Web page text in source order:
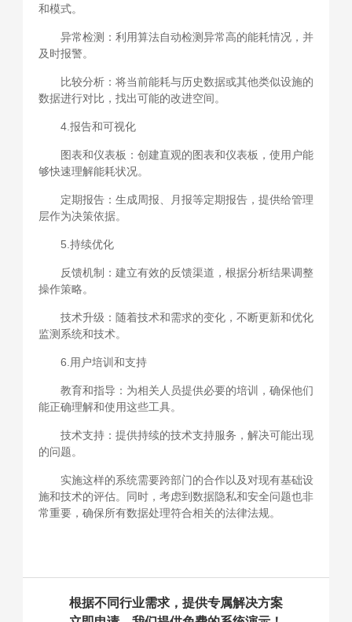
和模式。
异常检测：利用算法自动检测异常高的能耗情况，并
及时报警。
比较分析：将当前能耗与历史数据或其他类似设施的
数据进行对比，找出可能的改进空间。
4.报告和可视化
图表和仪表板：创建直观的图表和仪表板，使用户能
够快速理解能耗状况。
定期报告：生成周报、月报等定期报告，提供给管理
层作为决策依据。
5.持续优化
反馈机制：建立有效的反馈渠道，根据分析结果调整
操作策略。
技术升级：随着技术和需求的变化，不断更新和优化
监测系统和技术。
6.用户培训和支持
教育和指导：为相关人员提供必要的培训，确保他们
能正确理解和使用这些工具。
技术支持：提供持续的技术支持服务，解决可能出现
的问题。
实施这样的系统需要跨部门的合作以及对现有基础设
施和技术的评估。同时，考虑到数据隐私和安全问题也非
常重要，确保所有数据处理符合相关的法律法规。
根据不同行业需求，提供专属解决方案